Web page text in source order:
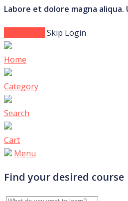
Labore et dolore magna aliqua.
Skip Login
Home
Category
Search
Cart
Menu
Find your desired course